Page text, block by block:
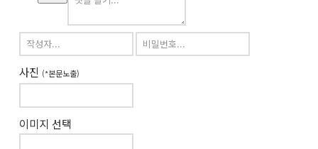
사진 (*본문노출)
이미지 선택